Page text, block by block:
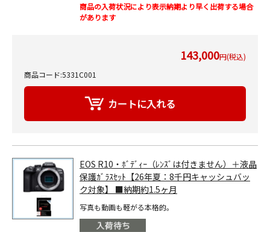
商品の入荷状況により表示納期より早く出荷する場合
があります
143,000円(税込)
商品コード:5331C001
EOS R10・ﾎﾞﾃﾞｨｰ（ﾚﾝｽﾞは付きません）＋液晶
保護ｶﾞﾗｽｾｯﾄ【26年夏：8千円キャッシュバッ
ク対象】 ■納期約1.5ヶ月
写真も動画も軽がる本格的。